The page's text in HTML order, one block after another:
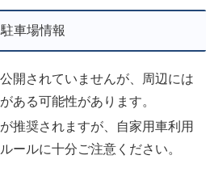
駐車場情報
開されていませんが、周辺には
ある可能性があります。
推奨されますが、自家用車利用
ールに十分ご注意ください。